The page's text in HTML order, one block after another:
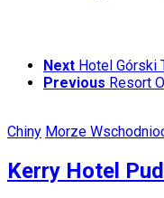
Next Hotel Górski
Previous Resort
Chiny Morze
Kerry Hotel